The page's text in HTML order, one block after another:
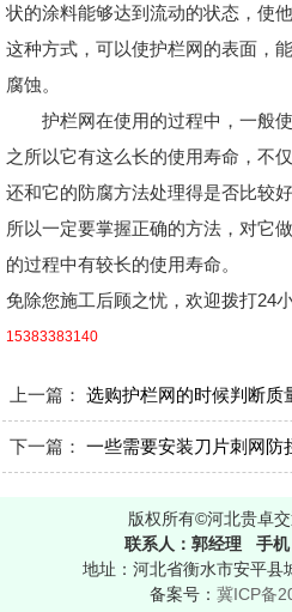
状的涂料能够达到流动的状态，使
这种方式，可以使护栏网的表面，
腐蚀。
护栏网在使用的过程中，一般使
之所以它有这么长的使用寿命，不
还和它的防腐方法处理得是否比较
所以一定要掌握正确的方法，对它
的过程中有较长的使用寿命。
免除您施工后顾之忧，欢迎拨打24
15383383140
上一篇：选购护栏网的时候判断质
下一篇：一些需要安装刀片刺网防
版权所有©河北贵卓
联系人：郭经理 手
地址：河北省衡水市安平县
备案号： 冀ICP备